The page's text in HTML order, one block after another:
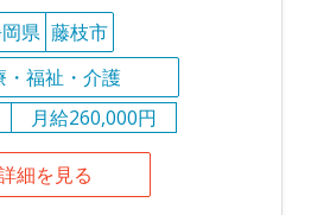
県 藤枝市
・福祉・介護
月給260,000円
細を見る